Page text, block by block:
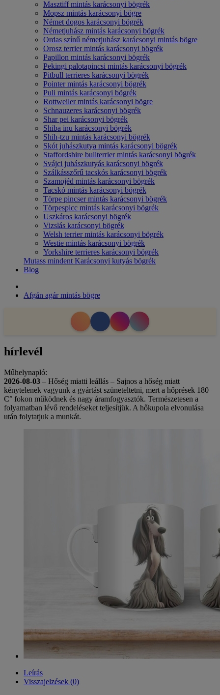
Masztiff mintás karácsonyi bögrék
Mopsz mintás karácsonyi bögre
Német dogos karácsonyi bögrék
Németjuhász mintás karácsonyi bögrék
Ordas színű németjuhász karácsonyi mintás bögre
Orosz terrier mintás karácsonyi bögrék
Papillon mintás karácsonyi bögrék
Pekingi palotapincsi mintás karácsonyi bögrék
Pitbull terrieres karácsonyi bögrék
Pointer mintás karácsonyi bögrék
Puli mintás karácsonyi bögrék
Rottweiler mintás karácsonyi bögre
Schnauzeres karácsonyi bögrék
Shar pei karácsonyi bögrék
Shiba inu karácsonyi bögrék
Shih-tzu mintás karácsonyi bögrék
Skót juhászkutya mintás karácsonyi bögrék
Staffordshire bullterrier mintás karácsonyi bögrék
Svájci juhászkutyás karácsonyi bögrék
Szálkásszőrű tacskós karácsonyi bögrék
Szamojéd mintás karácsonyi bögrék
Tacskó mintás karácsonyi bögrék
Törpe pincser mintás karácsonyi bögrék
Törpespicc mintás karácsonyi bögrék
Uszkáros karácsonyi bögrék
Vizslás karácsonyi bögrék
Welsh terrier mintás karácsonyi bögrék
Westie mintás karácsonyi bögrék
Yorkshire terrieres karácsonyi bögrék
Mutass mindent Karácsonyi kutyás bögrék
Blog
Afgán agár mintás bögre
hírlevél
Műhelynapló:
2026-08-03 – Hőség miatti leállás – Sajnos a hőség miatt
kénytelenek vagyunk a gyártást szüneteltetni, mert a hőprések 180
C° fokon működnek és nagy áramfogyasztók. Természetesen a
folyamatban lévő rendeléseket teljesítjük. A hőkupola elvonulása
után folytatjuk a munkát.
Leírás
Visszajelzések (0)